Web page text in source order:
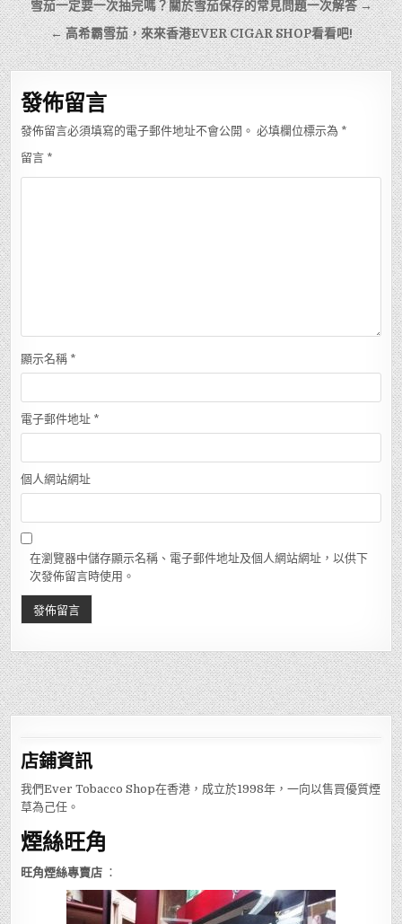
文
章
導
覽
雪茄一定要一次抽完嗎？關於雪茄保存的常見問題一次解答 →
← 高希霸雪茄，來來香港EVER CIGAR SHOP看看吧!
發佈留言
發佈留言必須填寫的電子郵件地址不會公開。 必填欄位標示為 *
留言 *
顯示名稱 *
電子郵件地址 *
個人網站網址
在瀏覽器中儲存顯示名稱、電子郵件地址及個人網站網址，以供下
次發佈留言時使用。
店鋪資訊
我們Ever Tobacco Shop在香港，成立於1998年，一向以售買優質煙
草為己任。
煙絲旺角
旺角煙絲專賣店 ：